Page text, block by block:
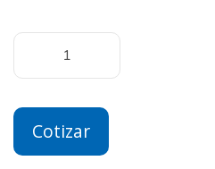
Cotizar